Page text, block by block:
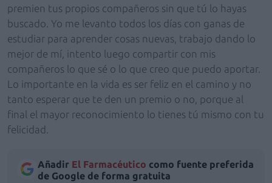
premien tus propios compañeros sin que tú lo hayas
buscado. Yo me levanto todos los días con ganas de
estudiar para aprender cosas nuevas, trabajo dando lo
mejor de mí, intento luego compartir con mis
compañeros lo que sé o lo que creo que puedo aportar.
Lo importante en la vida es ser feliz en el camino y no
tanto esperar que te den un premio o no, porque al
final el mayor reconocimiento lo tienes tú mismo con tu
felicidad.
Añadir El Farmacéutico como fuente preferida
de Google de forma gratuita